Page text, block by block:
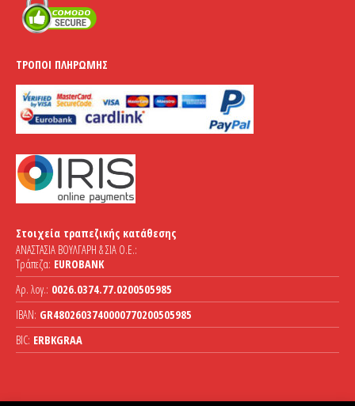
ΤΡΌΠΟΙ ΠΛΗΡΩΜΉΣ
Στοιχεία τραπεζικής κατάθεσης
ΑΝΑΣΤΑΣΙΑ ΒΟΥΛΓΑΡΗ & ΣΙΑ Ο.Ε.:
Τράπεζα: EUROBANK
Αρ. λογ.: 0026.0374.77.0200505985
IBAN: GR4802603740000770200505985
BIC: ERBKGRAA